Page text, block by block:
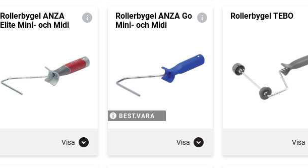
Rollerbygel ANZA
Elite Mini- och Midi
Visa
Rollerbygel ANZA Go
Mini- och Midi
BEST.VARA
Visa
Rollerbygel TEBO
Visa